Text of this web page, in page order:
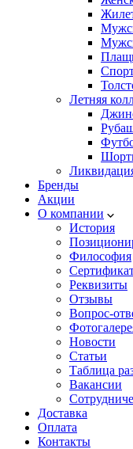
Летняя
Бренды
Акции
О компании
История
Философия
Реквизиты
Отзывы
Вопрос-
Новости
Статьи
Таблица
Вакансии
Доставка
Оплата
Контакты